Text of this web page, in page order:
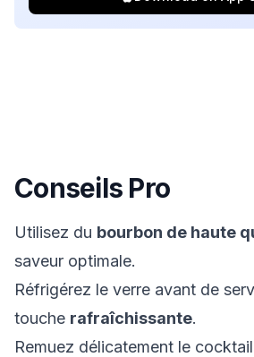
Conseils Pro
Utilisez du bourbon de haute
saveur optimale.
Réfrigérez le verre avant de
touche rafraîchissante.
Remuez délicatement le